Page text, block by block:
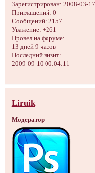
Зарегистрирован: 2008-03-17
Приглашений: 0
Сообщений: 2157
Уважение: +261
Провел на форуме:
13 дней 9 часов
Последний визит:
2009-09-10 00:04:11
Liruik
Модератор